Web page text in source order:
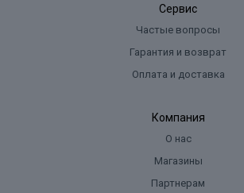
Сервис
Частые вопросы
Гарантия и возврат
Оплата и доставка
Компания
О нас
Магазины
Партнерам